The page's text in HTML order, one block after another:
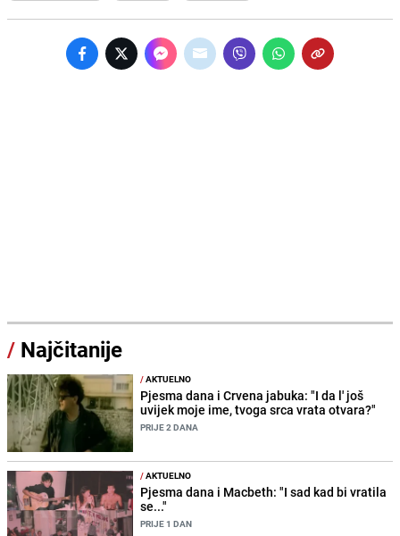
/ Najčitanije
/AKTUELNO
Pjesma dana i Crvena jabuka: "I da l' još
uvijek moje ime, tvoga srca vrata otvara?"
PRIJE 2 DANA
/AKTUELNO
Pjesma dana i Macbeth: "I sad kad bi vratila
se..."
PRIJE 1 DAN